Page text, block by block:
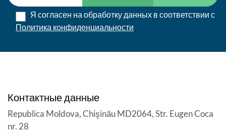
Я согласен на обработку данных в соответствии с
Политика конфиденциальности
Контактные данные
Republica Moldova, Chişinău MD2064, Str. Eugen Coca
nr. 28